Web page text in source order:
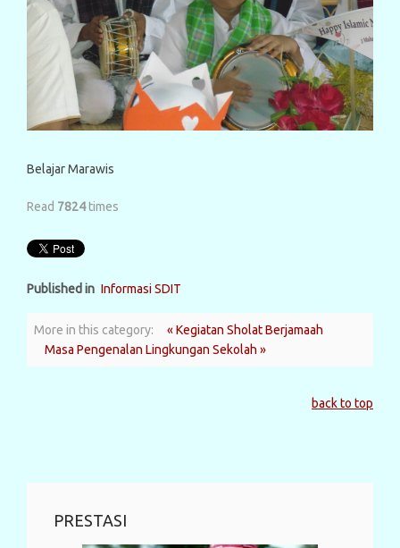
Belajar Marawis
Read 7824times
Published in Informasi SDIT
More in this category:
« Kegiatan Sholat Berjamaah
Masa Pengenalan Lingkungan Sekolah »
back to top
PRESTASI